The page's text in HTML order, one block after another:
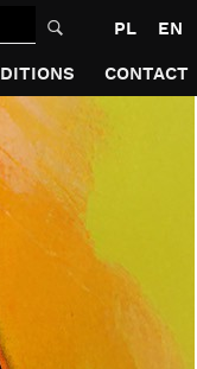
PL
EN
CONTACT